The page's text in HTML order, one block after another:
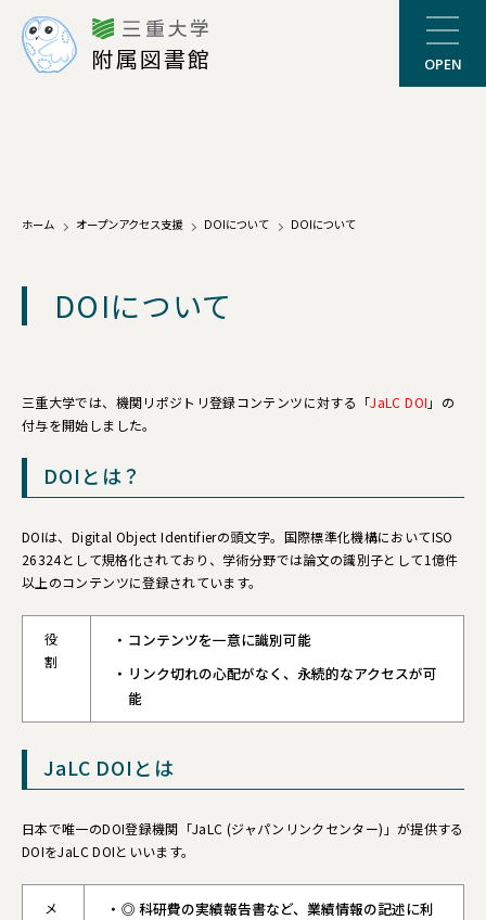
附属図書館 OPEN
ホーム オープンアクセス支援 DOIについて DOIについて
DOIについて
三重大学では、機関リポジトリ登録コンテンツに対する「JaLC DOI 」の
付与を開始しました。
DOIとは？
DOIは、Digital Object Identifierの頭文字。国際標準化機構においてISO
26324として規格化されており、学術分野では論文の識別子として1億件
以上のコンテンツに登録されています。
役
割
コンテンツを一意に識別可能
リンク切れの心配がなく、永続的なアクセスが可
能
JaLC DOIとは
日本で唯一のDOI登録機関「JaLC (ジャパンリンクセンター)」が提供する
DOIをJaLC DOIといいます。
メ
◎ 科研費の実績報告書など、業績情報の記述に利